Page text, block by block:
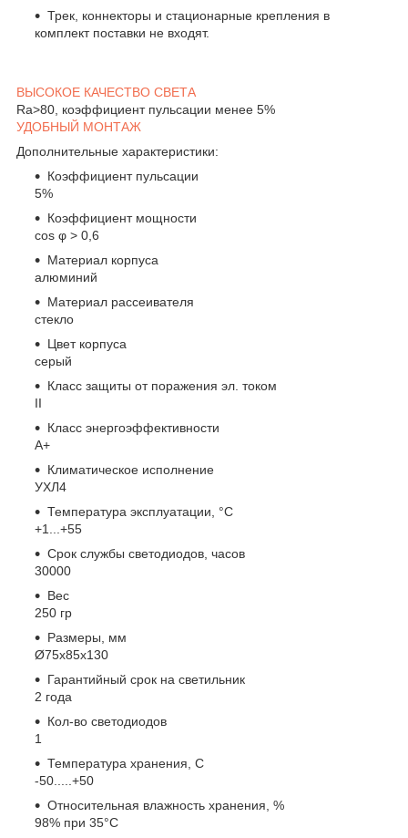
Трек, коннекторы и стационарные крепления в
комплект поставки не входят.
ВЫСОКОЕ КАЧЕСТВО СВЕТА
Ra>80, коэффициент пульсации менее 5%
УДОБНЫЙ МОНТАЖ
Дополнительные характеристики:
Коэффициент пульсации
5%
Коэффициент мощности
cos φ > 0,6
Материал корпуса
алюминий
Материал рассеивателя
стекло
Цвет корпуса
серый
Класс защиты от поражения эл. током
II
Класс энергоэффективности
A+
Климатическое исполнение
УХЛ4
Температура эксплуатации, °С
+1...+55
Срок службы светодиодов, часов
30000
Вес
250 гр
Размеры, мм
Ø75х85х130
Гарантийный срок на светильник
2 года
Кол-во светодиодов
1
Температура хранения, C
-50.....+50
Относительная влажность хранения, %
98% при 35°С